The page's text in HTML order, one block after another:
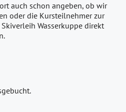
auch schon angeben, ob wir
oder die Kursteilnehmer zur
Wasserkuppe direkt